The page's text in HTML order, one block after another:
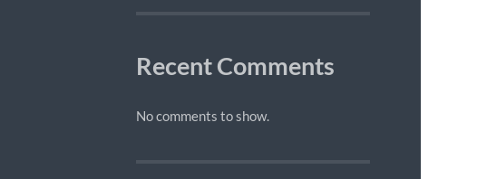
Recent Comments
No comments to show.